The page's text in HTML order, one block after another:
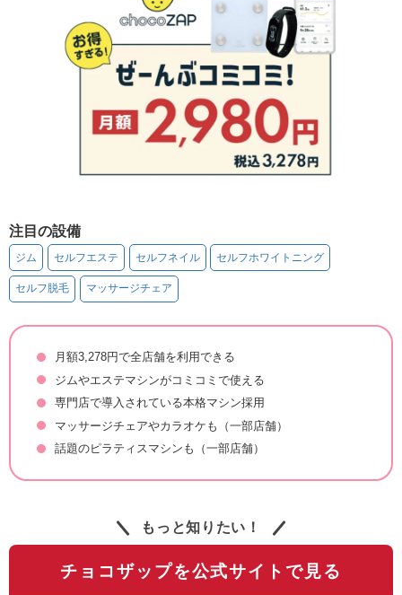
注目の設備
ジム セルフエステ セルフネイル セルフホワイトニング
セルフ脱毛 マッサージチェア
月額3,278円で全店舗を利用できる
ジムやエステマシンがコミコミで使える
専門店で導入されている本格マシン採用
マッサージチェアやカラオケも（一部店舗）
話題のピラティスマシンも（一部店舗）
もっと知りたい！
チョコザップを公式サイトで見る